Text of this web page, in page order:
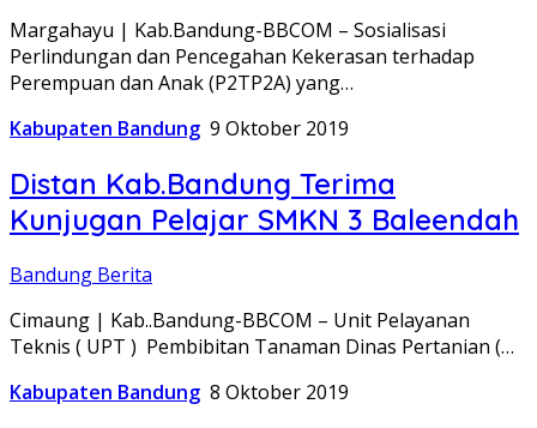
Margahayu | Kab.Bandung-BBCOM – Sosialisasi
Perlindungan dan Pencegahan Kekerasan terhadap
Perempuan dan Anak (P2TP2A) yang…
Kabupaten Bandung 9 Oktober 2019
Distan Kab.Bandung Terima
Kunjugan Pelajar SMKN 3 Baleendah
Bandung Berita
Cimaung | Kab..Bandung-BBCOM – Unit Pelayanan
Teknis ( UPT ) Pembibitan Tanaman Dinas Pertanian (…
Kabupaten Bandung 8 Oktober 2019